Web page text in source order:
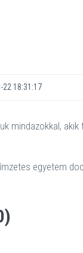
22 18:31:17
mindazokkal,
egyetem